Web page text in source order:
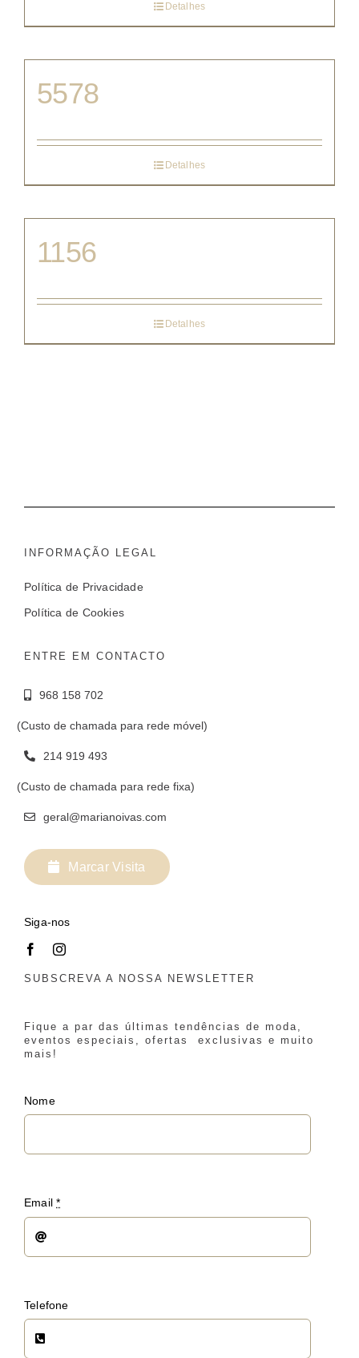
Detalhes
5578
Detalhes
1156
Detalhes
INFORMAÇÃO LEGAL
Política de Privacidade
Política de Cookies
ENTRE EM CONTACTO
968 158 702
(Custo de chamada para rede móvel)
214 919 493
(Custo de chamada para rede fixa)
geral@marianoivas.com
Marcar Visita
Siga-nos
SUBSCREVA A NOSSA NEWSLETTER
Fique a par das últimas tendências de moda,
eventos especiais, ofertas exclusivas e muito
mais!
Nome
Email*
Telefone